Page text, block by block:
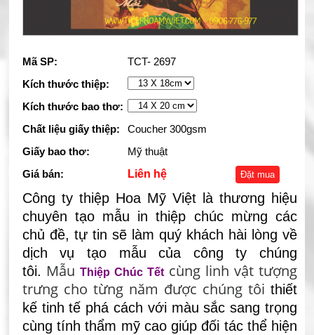
Mã SP:
TCT- 2697
Kích thước thiệp:
Kích thước bao thơ:
Chất liệu giấy thiệp:
Coucher 300gsm
Giấy bao thơ:
Mỹ thuật
Giá bán:
Liên hệ Đặt mua
Công ty thiệp Hoa Mỹ Việt là thương hiệu
chuyên tạo mẫu in thiệp chúc mừng các
chủ đề, tự tin sẽ làm quý khách hài lòng về
dịch vụ tạo mẫu của công ty chúng
tôi. Mẫu Thiệp Chúc Tếtcùng linh vật tượng
trưng cho từng năm được chúng tôi thiết
kế tinh tế phá cách với màu sắc sang trọng
cùng tính thẩm mỹ caogiúp đối tác thể hiện